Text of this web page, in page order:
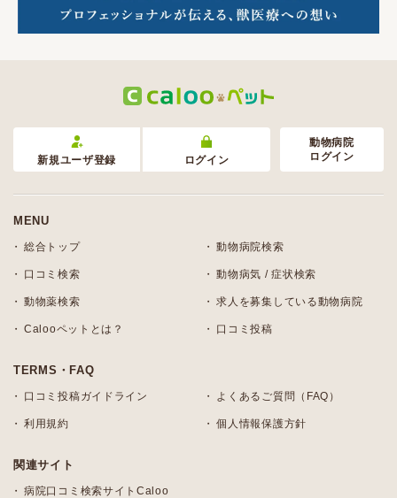
新規ユーザ登録 ログイン
動物病院
ログイン
MENU
総合トップ 動物病院検索
口コミ検索 動物病気 / 症状検索
動物薬検索 求人を募集している動物病院
Calooペットとは？ 口コミ投稿
TERMS・FAQ
口コミ投稿ガイドライン よくあるご質問（FAQ）
利用規約 個人情報保護方針
関連サイト
病院口コミ検索サイトCaloo